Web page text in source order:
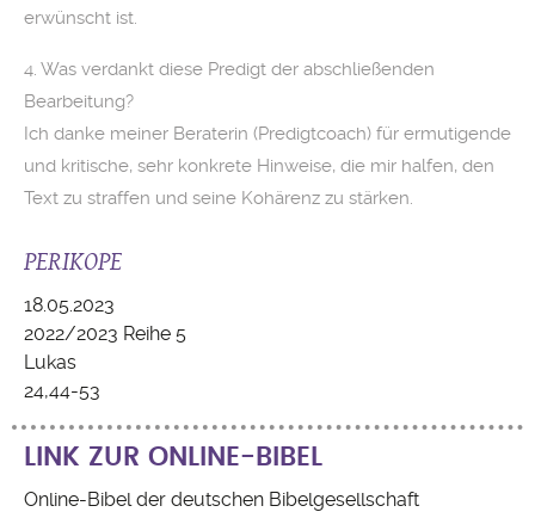
erwünscht ist.
4. Was verdankt diese Predigt der abschließenden
Bearbeitung?
Ich danke meiner Beraterin (Predigtcoach) für ermutigende
und kritische, sehr konkrete Hinweise, die mir halfen, den
Text zu straffen und seine Kohärenz zu stärken.
PERIKOPE
18.05.2023
2022/2023 Reihe 5
Lukas
24,44-53
LINK ZUR ONLINE-BIBEL
Online-Bibel der deutschen Bibelgesellschaft